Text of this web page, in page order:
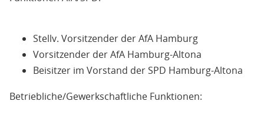
Stellv. Vorsitzender der AfA Hamburg
Vorsitzender der AfA Hamburg-Altona
Beisitzer im Vorstand der SPD Hamburg-Altona
Betriebliche/Gewerkschaftliche Funktionen: